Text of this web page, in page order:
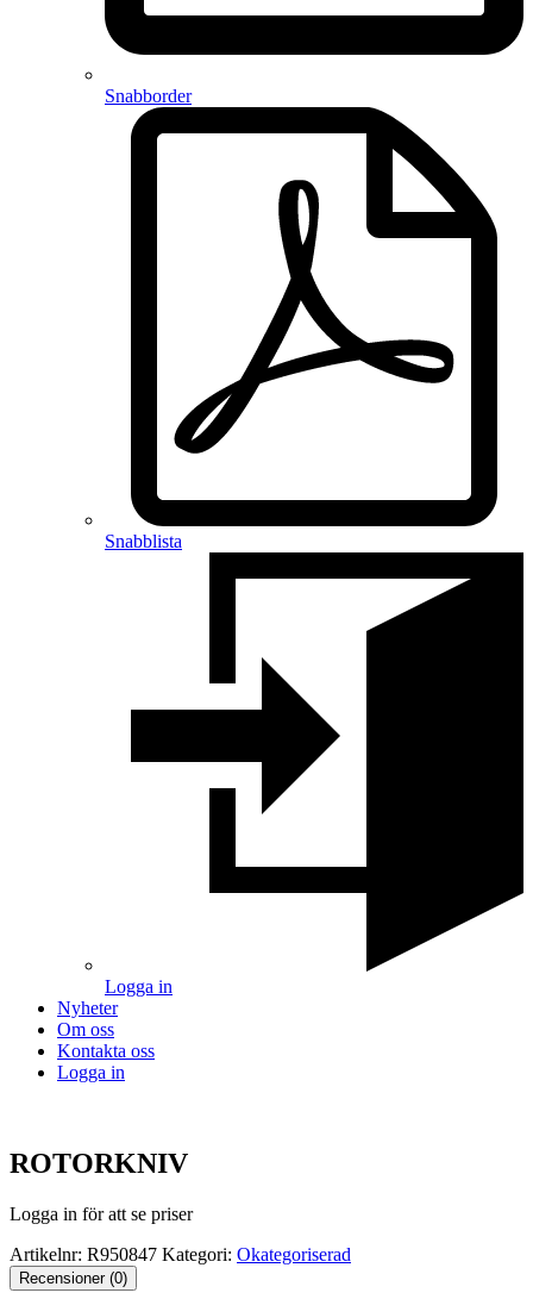
Snabborder
Snabblista
Logga in
Nyheter
Om oss
Kontakta oss
Logga in
ROTORKNIV
Logga in för att se priser
Artikelnr: R950847 Kategori: Okategoriserad
Recensioner (0)